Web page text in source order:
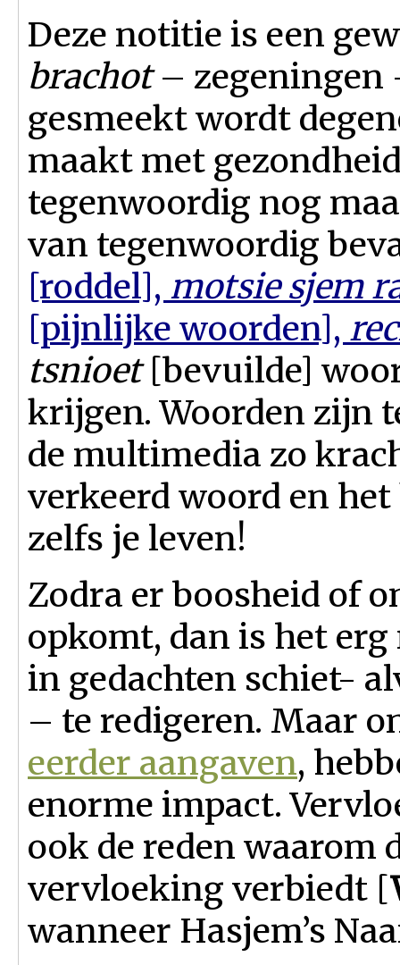
Deze notitie is een
brachot– zegeningen
gesmeekt wordt
maakt met
tegenwoordig nog
van tegenwoordig
[roddel], motsie sjem
[pijnlijke woorden],
tsnioet[bevuilde]
krijgen. Woorden zijn
de multimedia zo
verkeerd woord en
zelfs je leven!
Zodra er boosheid of
opkomt, dan is het
in gedachten schiet-
– te redigeren. Maar
eerder aangaven,
enorme impact.
ook de reden waarom
vervloeking verbiedt [
wanneer Hasjem’s